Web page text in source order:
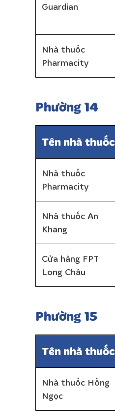
Guardian
Nhà thuốc
Pharmacity
Phường 14
Tên nhà thuốc
Nhà thuốc
Pharmacity
Nhà thuốc An
Khang
Cửa hàng FPT
Long Châu
Phường 15
Tên nhà thuốc
Nhà thuốc Hồng
Ngọc